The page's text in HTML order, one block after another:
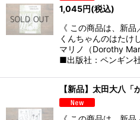
1,045円(税込)
《 この商品は、新
くんちゃんのはたけ
マリノ（Dorothy
■出版社：ペンギン
【新品】太田大八「